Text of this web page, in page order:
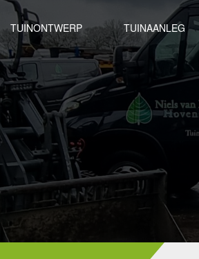
TUINONTWERP TUINAANLEG